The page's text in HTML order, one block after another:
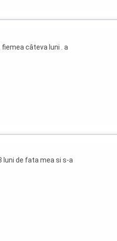
câteva luni . a
luni de fata mea si s-a